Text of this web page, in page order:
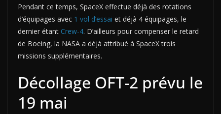
Pendant ce temps, SpaceX effectue déjà des rotations
d’équipages avec 1 vol d’essai et déjà 4 équipages, le
dernier étant Crew-4. D’ailleurs pour compenser le retard
de Boeing, la NASA a déjà attribué à SpaceX trois
missions supplémentaires.
Décollage OFT-2 prévu le
19 mai